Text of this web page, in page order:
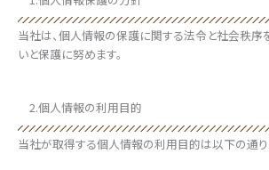
当社は、個人情報の保護に関する法令と社会秩序
いと保護に努めます。
2.個人情報の利用目的
当社が取得する個人情報の利用目的は以下の通り